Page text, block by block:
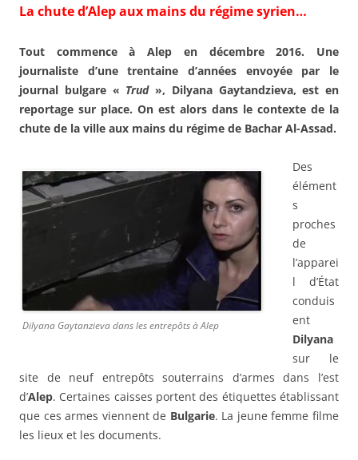
La chute d’Alep aux mains du régime syrien…
Tout commence à Alep en décembre 2016. Une
journaliste d’une trentaine d’années envoyée par le
journal bulgare « Trud», Dilyana Gaytandzieva, est en
reportage sur place. On est alors dans le contexte de la
chute de la ville aux mains du régime de Bachar Al-Assad.
Dilyana Gaytanzieva dans les entrepôts à Alep
Des
élément
s
proches
de
l’apparei
l d’État
conduis
ent
Dilyana
sur le
site de neuf entrepôts souterrains d’armes dans l’est
d’Alep. Certaines caisses portent des étiquettes établissant
que ces armes viennent de Bulgarie. La jeune femme filme
les lieux et les documents.